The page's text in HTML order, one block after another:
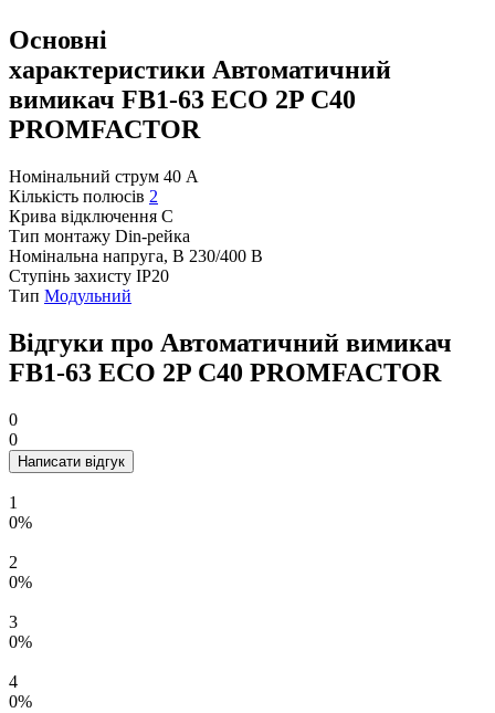
Основні
характеристики Автоматичний
вимикач FB1-63 ECO 2P С40
PROMFACTOR
Номінальний струм 40 А
Кількість полюсів 2
Крива відключення С
Тип монтажу Din-рейка
Номінальна напруга, В 230/400 В
Ступінь захисту IP20
Тип Модульний
Відгуки про Автоматичний вимикач
FB1-63 ECO 2P С40 PROMFACTOR
0
0
Написати відгук
1
0%
2
0%
3
0%
4
0%